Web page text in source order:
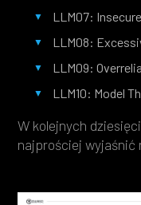
LLM07:
LLM08:
LLM09:
LLM10: Model
W kolejnych
najprościej wyjaśnić